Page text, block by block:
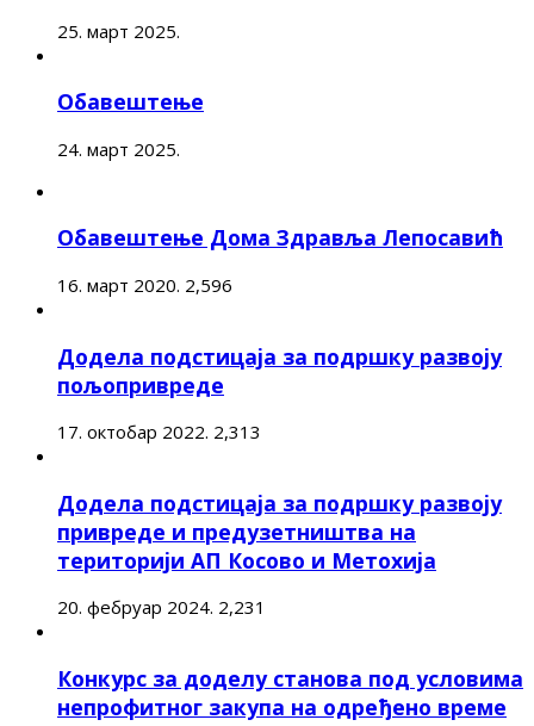
25. март 2025.
Обавештење
24. март 2025.
Обавештење Дома Здравља Лепосавић
16. март 2020. 2,596
Додела подстицаја за подршку развоју
пољопривреде
17. октобар 2022. 2,313
Додела подстицаја за подршку развоју
привреде и предузетништва на
територији АП Косово и Метохија
20. фебруар 2024. 2,231
Конкурс за доделу станова под условима
непрофитног закупа на одређено време